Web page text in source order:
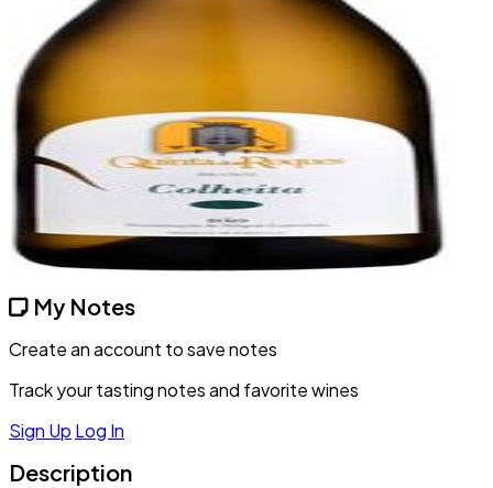
My Notes
Create an account to save notes
Track your tasting notes and favorite wines
Sign Up Log In
Description